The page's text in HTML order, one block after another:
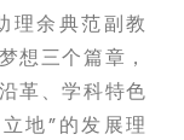
理余典范副教
想三个篇章，
革、学科特色
地”的发展理